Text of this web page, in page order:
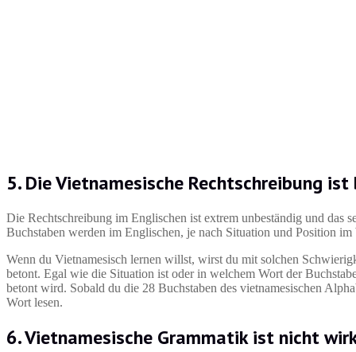
5. Die Vietnamesische Rechtschreibung
Die Rechtschreibung im Englischen ist extrem unbeständig und das
Buchstaben werden im Englischen, je nach Situation und Position
Wenn du Vietnamesisch lernen willst, wirst du mit solchen
betont. Egal wie die Situation ist oder in welchem Wort der
betont wird. Sobald du die 28 Buchstaben des vietnamesischen
Wort lesen.
6. Vietnamesische Grammatik ist nicht